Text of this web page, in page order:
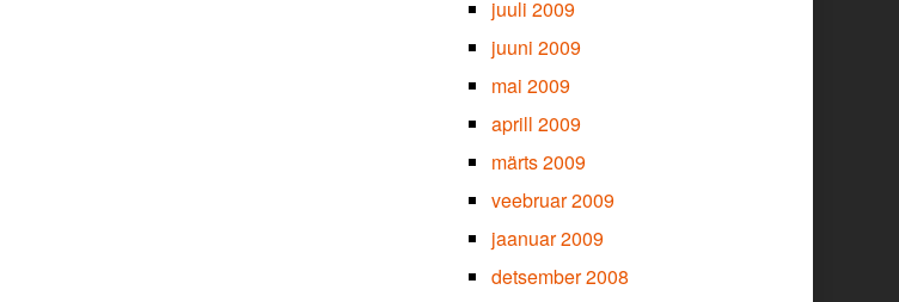
juuli 2009
juuni 2009
mai 2009
aprill 2009
märts 2009
veebruar 2009
jaanuar 2009
detsember 2008